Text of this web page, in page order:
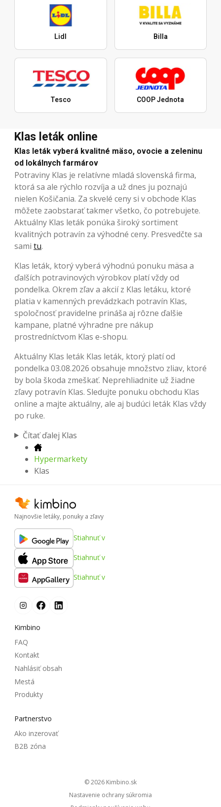
Lidl Billa
Tesco COOP Jednota
Klas leták online
Klas leták vyberá kvalitné mäso, ovocie a zeleninu
od lokálnych farmárov
Potraviny Klas je relatívne mladá slovenská firma,
ktorá sa ale rýchlo rozvíja a už dnes ju poznajú
nielen Košičania. Za skvelé ceny si v obchode Klas
môžete zaobstarať takmer všetko, čo potrebujete.
Aktuálny Klas leták ponúka široký sortiment
kvalitných potravín za výhodné ceny. Presvedčte sa
sami tu.
Klas leták, ktorý vyberá výhodnú ponuku mäsa a
ďalších potravinových výrobkov platí vždy od
pondelka. Okrem zľav a akcií z Klas letáku, ktoré
platia v kamenných prevádzkach potravín Klas,
spoločnosť pravidelne prináša aj rôzne ďalšie
kampane, platné výhradne pre nákup
prostredníctvom Klas e-shopu.
Aktuálny Klas leták Klas leták, ktorý platí od
pondelka 03.08.2026 obsahuje množstvo zliav, ktoré
by bola škoda zmeškať. Neprehliadnite už žiadne
zľavy potravín Klas. Sledujte ponuku obchodu Klas
online a majte aktuálny, ale aj budúci leták Klas vždy
po ruke.
Čítať ďalej Klas
Hypermarkety
Klas
Najnovšie letáky, ponuky a zľavy
Stiahnuť v
Stiahnuť v
Stiahnuť v
Kimbino
FAQ
Kontakt
Nahlásiť obsah
Mestá
Produkty
Partnerstvo
Ako inzerovať
B2B zóna
© 2026
kimbino.sk
Nastavenie ochrany súkromia